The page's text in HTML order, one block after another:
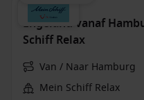
Engeland vanaf
Schiff Relax
Van / Naar Hamburg
Mein Schiff Relax